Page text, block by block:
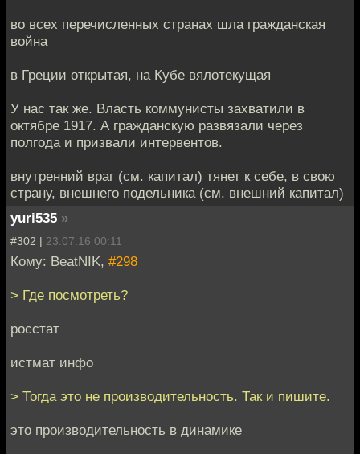
во всех перечисленных странах шла гражданская
война
в Греции открытая, на Кубе вялотекущая
У нас так же. Власть коммунисты захватили в
октябре 1917. А гражданскую развязали через
полгода и призвали интервентов.
внутренний враг (см. капитал) тянет к себе, в свою
страну, внешнего подельника (см. внешний капитал)
yuri535 »
#302 | 23.07.16 00:11
Кому: BeatNIK, #298
> Где посмотреть?
росстат
истмат инфо
> Тогда это не производительность. Так и пишите.
это производительность в динамике